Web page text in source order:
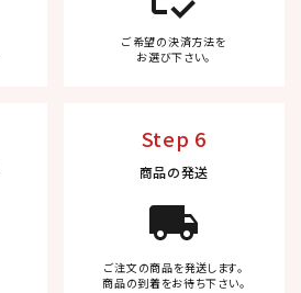
ご希望の決済方法を
お選び下さい。
Step 6
商品の発送
local_shipping
ご注文の商品を発送します。
商品の到着をお待ち下さい。